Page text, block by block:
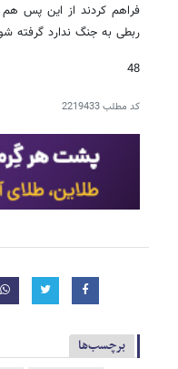
فراهم کردند از این پس
ربطی به جنگ ندارد گرفته
48
کد مطلب2219433
برچسب‌ها